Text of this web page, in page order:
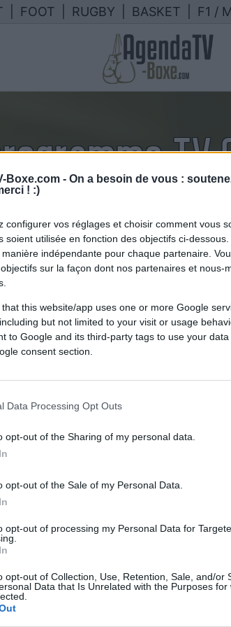
Boxe.com - On a besoin de vous :
! :)
configurer vos réglages et choisir comment vous
soient utilisée en fonction des objectifs ci-
indépendante pour chaque partenaire.
sur la façon dont nos partenaires et nous-
that this website/app uses one or more Google
but not limited to your visit or usage
to Google and its third-party tags to use your
consent section.
Data Processing Opt Outs
opt-out of the Sharing of my personal data.
opt-out of the Sale of my Personal Data.
opt-out of processing my Personal Data for
opt-out of Collection, Use, Retention, Sale, and/or
Data that Is Unrelated with the Purposes for
FOOT RUGBY BASKET F1 /
TV
des combats
France
combats diffusés à la télévision
annoncées à la
pas à vous rendre chez notre